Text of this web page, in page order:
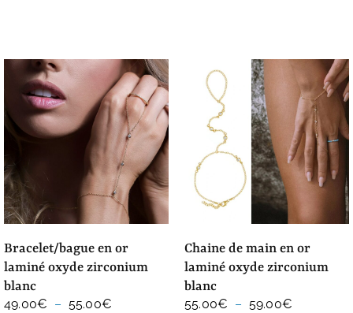
bracelet/bague en or
laminé oxyde zirconium
blanc
49.00€ – 55.00€
chaine de main en or
laminé oxyde zirconium
blanc
55.00€ – 59.00€